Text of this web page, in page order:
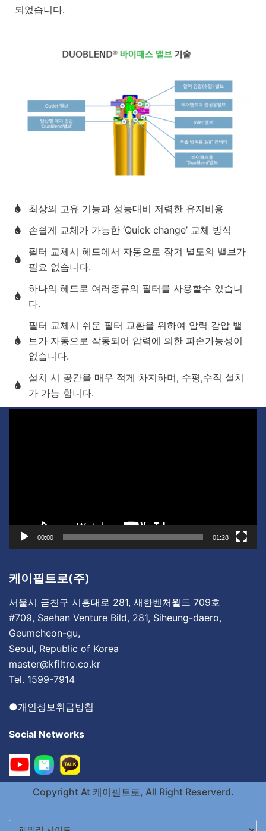
되었습니다.
최상의 고유 기능과 성능대비 저렴한 유지비용
손쉽게 교체가 가능한 ‘Quick change’ 교체 방식
필터 교체시 헤드에서 자동으로 잠겨 별도의 밸브가
필요 없습니다.
하나의 헤드로 여러종류의 필터를 사용할수 있습니
다.
필터 교체시 쉬운 필터 교환을 위하여 압력 감압 밸
브가 자동으로 작동되어 압력에 의한 파손가능성이
없습니다.
설치 시 공간을 매우 적게 차지하며, 수평,수직 설치
가 가능 합니다.
00:00 01:28
케이필트로(주)
서울시 금천구 시흥대로 281, 새한벤처월드 709호
#709, Saehan Venture Bild, 281, Siheung-daero,
Geumcheon-gu,
Seoul, Republic of Korea
master@kfiltro.co.kr
Tel. 1599-7914
●개인정보취급방침
Social Networks
Copyright At케이필트로, All Right Reserverd.